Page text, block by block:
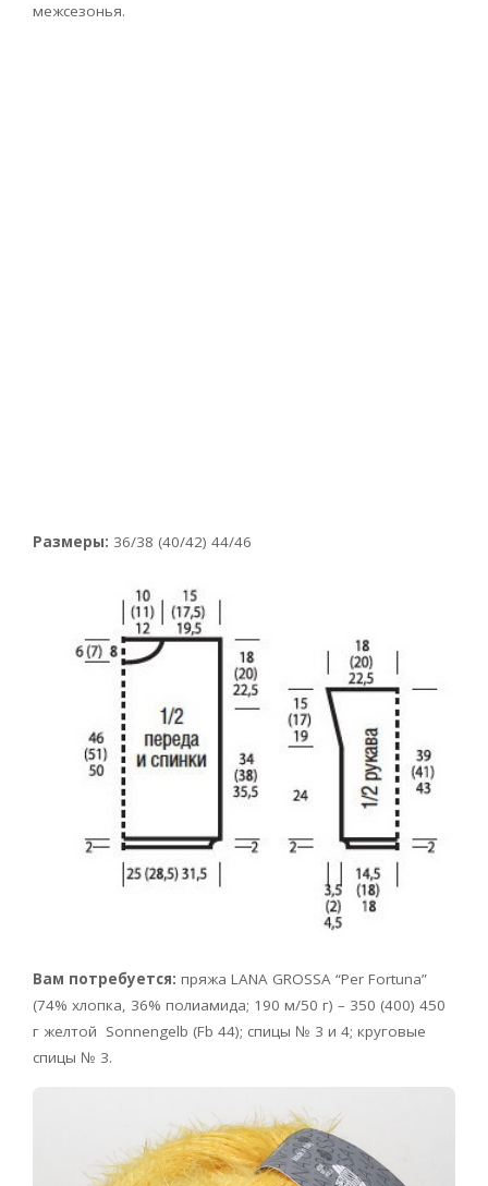
межсезонья.
Размеры: 36/38 (40/42) 44/46
Вам потребуется: пряжа LANA GROSSA “Per Fortuna”
(74% хлопка, 36% полиамида; 190 м/50 г) – 350 (400) 450
г желтой Sonnengelb (Fb 44); спицы № 3 и 4; круговые
спицы № 3.